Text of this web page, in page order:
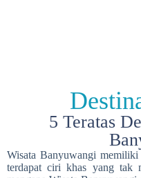
5 Teratas
Wisata Banyuwangi memiliki
terdapat ciri khas yang tak